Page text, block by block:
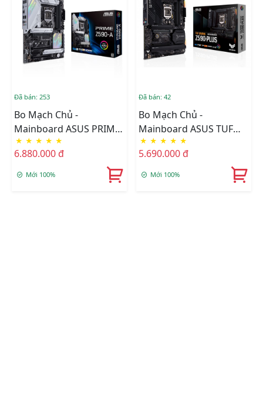
Đã bán: 253
Bo Mạch Chủ -
Mainboard ASUS PRIME
Z590-A
★ ★ ★ ★ ★
6.880.000 đ
Mới 100%
Đã bán: 42
Bo Mạch Chủ -
Mainboard ASUS TUF
GAMING Z590-PLUS
★ ★ ★ ★ ★
5.690.000 đ
Mới 100%